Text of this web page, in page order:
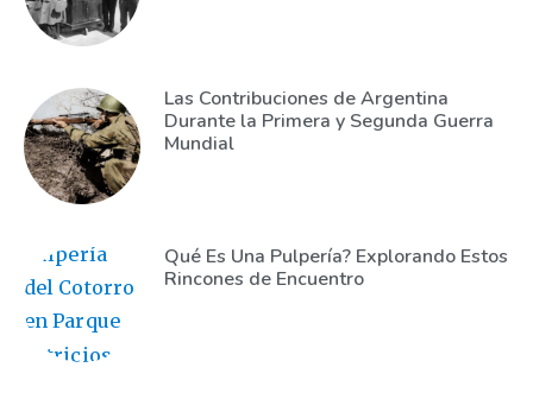
Las Contribuciones de Argentina
Durante la Primera y Segunda Guerra
Mundial
Qué Es Una Pulpería? Explorando Estos
Rincones de Encuentro